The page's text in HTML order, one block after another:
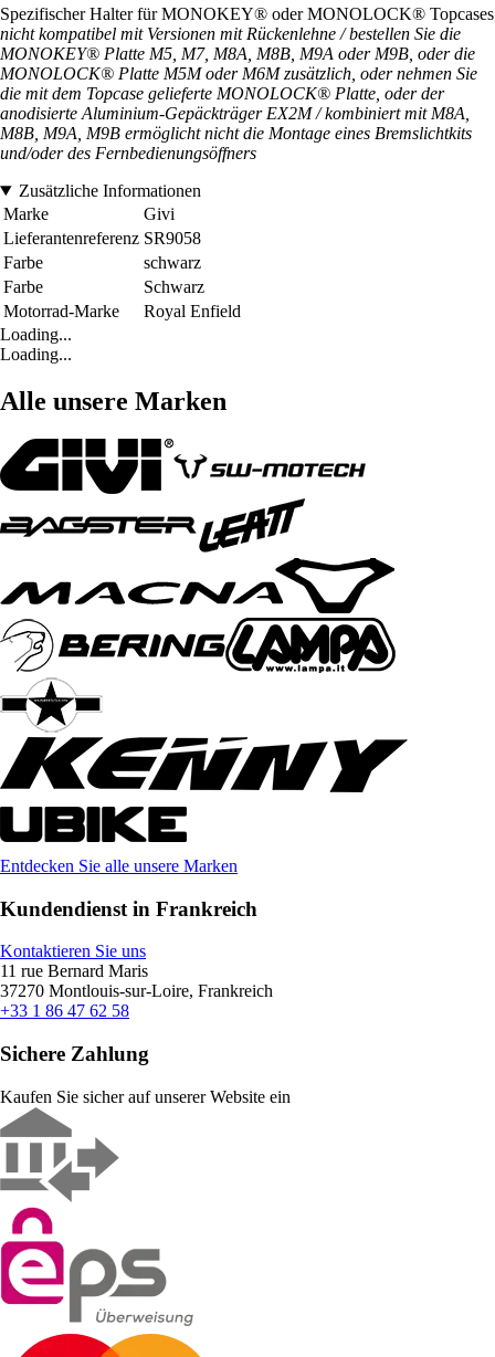
Spezifischer Halter für MONOKEY® oder MONOLOCK® Topcases
nicht kompatibel mit Versionen mit Rückenlehne / bestellen Sie die
MONOKEY® Platte M5, M7, M8A, M8B, M9A oder M9B, oder die
MONOLOCK® Platte M5M oder M6M zusätzlich, oder nehmen Sie
die mit dem Topcase gelieferte MONOLOCK® Platte, oder der
anodisierte Aluminium-Gepäckträger EX2M / kombiniert mit M8A,
M8B, M9A, M9B ermöglicht nicht die Montage eines Bremslichtkits
und/oder des Fernbedienungsöffners
Zusätzliche Informationen
Marke
Givi
Lieferantenreferenz SR9058
Farbe
schwarz
Farbe
Schwarz
Motorrad-Marke
Royal Enfield
Loading...
Loading...
Alle unsere Marken
Entdecken Sie alle unsere Marken
Kundendienst in Frankreich
Kontaktieren Sie uns
11 rue Bernard Maris
37270 Montlouis-sur-Loire, Frankreich
+33 1 86 47 62 58
Sichere Zahlung
Kaufen Sie sicher auf unserer Website ein